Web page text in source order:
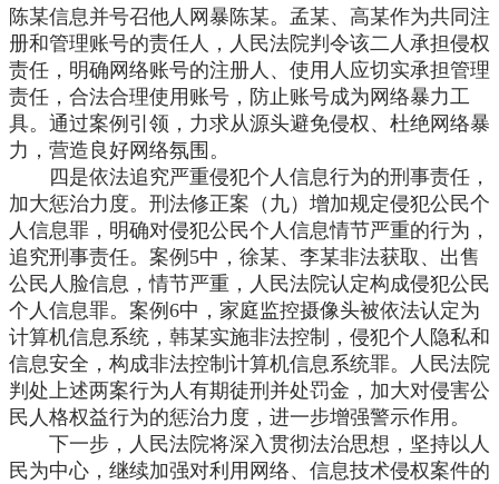
陈某信息并号召他人网暴陈某。孟某、高某作为共同注
册和管理账号的责任人，人民法院判令该二人承担侵权
责任，明确网络账号的注册人、使用人应切实承担管理
责任，合法合理使用账号，防止账号成为网络暴力工
具。通过案例引领，力求从源头避免侵权、杜绝网络暴
力，营造良好网络氛围。
四是依法追究严重侵犯个人信息行为的刑事责任，
加大惩治力度。刑法修正案（九）增加规定侵犯公民个
人信息罪，明确对侵犯公民个人信息情节严重的行为，
追究刑事责任。案例 5中，徐某、李某非法获取、出售
公民人脸信息，情节严重，人民法院认定构成侵犯公民
个人信息罪。案例6中，家庭监控摄像头被依法认定为
计算机信息系统，韩某实施非法控制，侵犯个人隐私和
信息安全，构成非法控制计算机信息系统罪。人民法院
判处上述两案行为人有期徒刑并处罚金，加大对侵害公
民人格权益行为的惩治力度，进一步增强警示作用。
下一步，人民法院将深入贯彻法治思想，坚持以人
民为中心，继续加强对利用网络、信息技术侵权案件的